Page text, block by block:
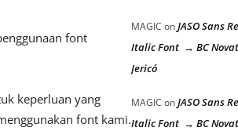
font
keperluan yang
font kami.
MAGIC onJASO Sans
Italic Font → BC
Jericó
MAGIC onJASO Sans
Italic Font → BC